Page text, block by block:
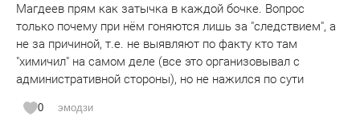
Магдеев прям как затычка в каждой бочке. Вопрос
только почему при нём гоняются лишь за "следствием", а
не за причиной, т.е. не выявляют по факту кто там
"химичил" на самом деле (все это организовывал с
административной стороны), но не нажился по сути
0 эмодзи